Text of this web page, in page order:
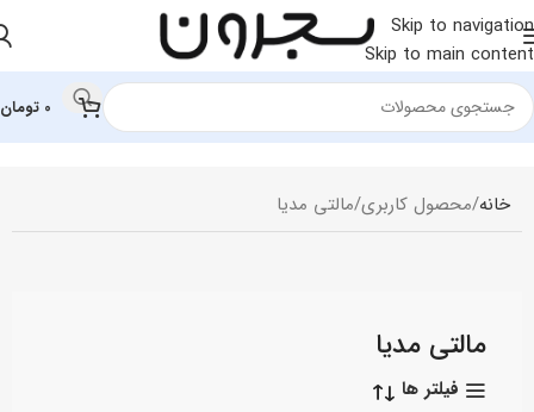
Skip to navigation
Skip to main content
0 تومان
خانه محصول کاربری مالتی مدیا
مالتی مدیا
فیلتر ها